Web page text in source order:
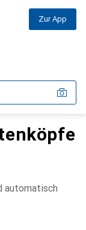
Zur App
automatisch